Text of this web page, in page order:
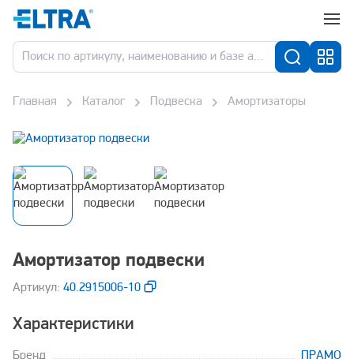
Главная Каталог Подвеска Амортизаторы
Амортизатор подвески
Aртикул: 40.2915006-10
Характеристики
Бренд
ПРАМО